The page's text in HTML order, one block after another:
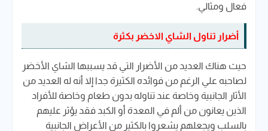
فعال ومثالي.
أضرار تناول الشاي الاخضر بكثرة
حيث هناك العديد من الأضرار التي قد يسببها الشاي الأخضر
لصاحبه علي الرغم من فوائده الكثيرة جدا إلا أنه له العديد من
الأثار الجانبية وخاصة عند تناوله بدون طعام وخاصة للأفراد
الذين يعانون من ألم في المعدة أو الكبد فقد يؤثر عليهم
بالسلب ويجعلهم يشعروا بالكثير من الأعراض الجانبية